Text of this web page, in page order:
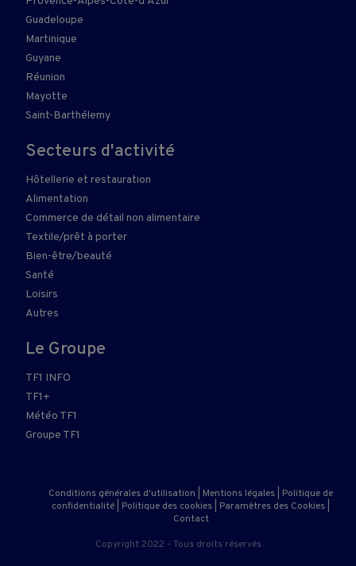
Guadeloupe
Martinique
Guyane
Réunion
Mayotte
Saint-Barthélemy
Secteurs d'activité
Hôtellerie et restauration
Alimentation
Commerce de détail non alimentaire
Textile/prêt à porter
Bien-être/beauté
Santé
Loisirs
Autres
Le Groupe
TF1 INFO
TF1+
Météo TF1
Groupe TF1
Conditions générales d'utilisation Mentions légales
Politique de
confidentialité
Politique des cookies Paramètres des Cookies
Contact
Copyright 2022 - Tous droits réservés